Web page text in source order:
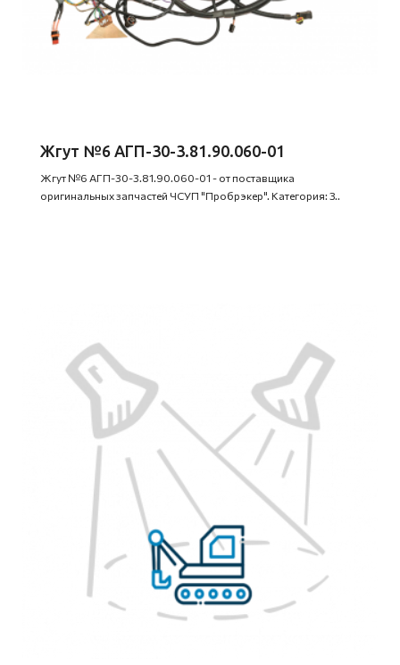
Жгут №6 АГП-30-3.81.90.060-01
Жгут №6 АГП-30-3.81.90.060-01 - от поставщика
оригинальных запчастей ЧСУП "Пробрэкер". Категория: З..